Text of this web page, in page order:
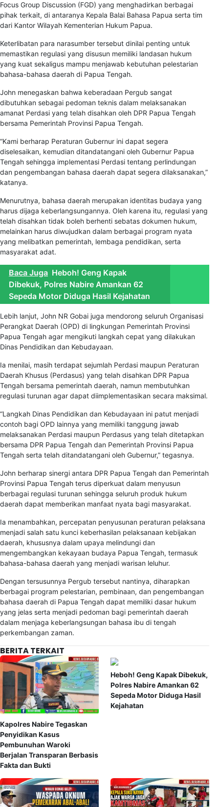
Focus Group Discussion (FGD) yang menghadirkan berbagai
pihak terkait, di antaranya Kepala Balai Bahasa Papua serta tim
dari Kantor Wilayah Kementerian Hukum Papua.
Keterlibatan para narasumber tersebut dinilai penting untuk
memastikan regulasi yang disusun memiliki landasan hukum
yang kuat sekaligus mampu menjawab kebutuhan pelestarian
bahasa-bahasa daerah di Papua Tengah.
John menegaskan bahwa keberadaan Pergub sangat
dibutuhkan sebagai pedoman teknis dalam melaksanakan
amanat Perdasi yang telah disahkan oleh DPR Papua Tengah
bersama Pemerintah Provinsi Papua Tengah.
“Kami berharap Peraturan Gubernur ini dapat segera
diselesaikan, kemudian ditandatangani oleh Gubernur Papua
Tengah sehingga implementasi Perdasi tentang perlindungan
dan pengembangan bahasa daerah dapat segera dilaksanakan,”
katanya.
Menurutnya, bahasa daerah merupakan identitas budaya yang
harus dijaga keberlangsungannya. Oleh karena itu, regulasi yang
telah disahkan tidak boleh berhenti sebatas dokumen hukum,
melainkan harus diwujudkan dalam berbagai program nyata
yang melibatkan pemerintah, lembaga pendidikan, serta
masyarakat adat.
Baca Juga Heboh! Geng Kapak
Dibekuk, Polres Nabire Amankan 62
Sepeda Motor Diduga Hasil Kejahatan
Lebih lanjut, John NR Gobai juga mendorong seluruh Organisasi
Perangkat Daerah (OPD) di lingkungan Pemerintah Provinsi
Papua Tengah agar mengikuti langkah cepat yang dilakukan
Dinas Pendidikan dan Kebudayaan.
Ia menilai, masih terdapat sejumlah Perdasi maupun Peraturan
Daerah Khusus (Perdasus) yang telah disahkan DPR Papua
Tengah bersama pemerintah daerah, namun membutuhkan
regulasi turunan agar dapat diimplementasikan secara maksimal.
“Langkah Dinas Pendidikan dan Kebudayaan ini patut menjadi
contoh bagi OPD lainnya yang memiliki tanggung jawab
melaksanakan Perdasi maupun Perdasus yang telah ditetapkan
bersama DPR Papua Tengah dan Pemerintah Provinsi Papua
Tengah serta telah ditandatangani oleh Gubernur,” tegasnya.
John berharap sinergi antara DPR Papua Tengah dan Pemerintah
Provinsi Papua Tengah terus diperkuat dalam menyusun
berbagai regulasi turunan sehingga seluruh produk hukum
daerah dapat memberikan manfaat nyata bagi masyarakat.
Ia menambahkan, percepatan penyusunan peraturan pelaksana
menjadi salah satu kunci keberhasilan pelaksanaan kebijakan
daerah, khususnya dalam upaya melindungi dan
mengembangkan kekayaan budaya Papua Tengah, termasuk
bahasa-bahasa daerah yang menjadi warisan leluhur.
Dengan tersusunnya Pergub tersebut nantinya, diharapkan
berbagai program pelestarian, pembinaan, dan pengembangan
bahasa daerah di Papua Tengah dapat memiliki dasar hukum
yang jelas serta menjadi pedoman bagi pemerintah daerah
dalam menjaga keberlangsungan bahasa ibu di tengah
perkembangan zaman.
BERITA TERKAIT
Kapolres Nabire Tegaskan
Penyidikan Kasus
Pembunuhan Waroki
Berjalan Transparan Berbasis
Fakta dan Bukti
Heboh! Geng Kapak Dibekuk,
Polres Nabire Amankan 62
Sepeda Motor Diduga Hasil
Kejahatan